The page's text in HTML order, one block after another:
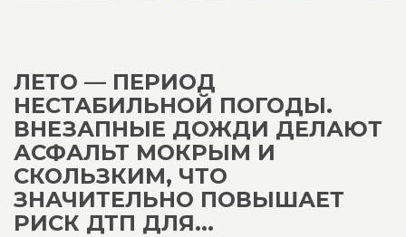
ЛЕТО — ПЕРИОД
НЕСТАБИЛЬНОЙ ПОГОДЫ.
ВНЕЗАПНЫЕ ДОЖДИ ДЕЛАЮТ
АСФАЛЬТ МОКРЫМ И
СКОЛЬЗКИМ, ЧТО
ЗНАЧИТЕЛЬНО ПОВЫШАЕТ
РИСК ДТП ДЛЯ...